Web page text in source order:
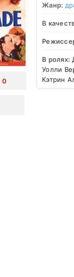
0
Жанр:
В
В ролях:
Уолли
Кэтрин